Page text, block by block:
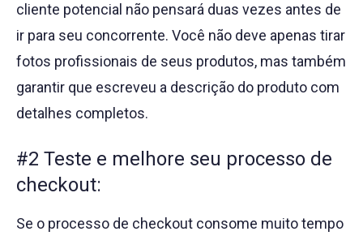
cliente potencial não pensará duas vezes antes de
ir para seu concorrente. Você não deve apenas tirar
fotos profissionais de seus produtos, mas também
garantir que escreveu a descrição do produto com
detalhes completos.
#2 Teste e melhore seu processo de
checkout:
Se o processo de checkout consome muito tempo